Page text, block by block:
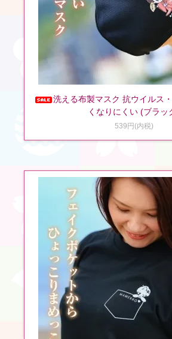
洗える布製マスク 抗ウイルス
くなりにくい (ブラッ
539円(内税)